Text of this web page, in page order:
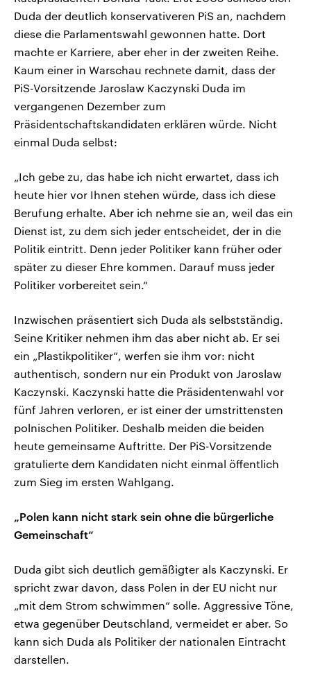
Duda der deutlich konservativeren PiS an, nachdem
diese die Parlamentswahl gewonnen hatte. Dort
machte er Karriere, aber eher in der zweiten Reihe.
Kaum einer in Warschau rechnete damit, dass der
PiS-Vorsitzende Jaroslaw Kaczynski Duda im
vergangenen Dezember zum
Präsidentschaftskandidaten erklären würde. Nicht
einmal Duda selbst:
„Ich gebe zu, das habe ich nicht erwartet, dass ich
heute hier vor Ihnen stehen würde, dass ich diese
Berufung erhalte. Aber ich nehme sie an, weil das ein
Dienst ist, zu dem sich jeder entscheidet, der in die
Politik eintritt. Denn jeder Politiker kann früher oder
später zu dieser Ehre kommen. Darauf muss jeder
Politiker vorbereitet sein.“
Inzwischen präsentiert sich Duda als selbstständig.
Seine Kritiker nehmen ihm das aber nicht ab. Er sei
ein „Plastikpolitiker“, werfen sie ihm vor: nicht
authentisch, sondern nur ein Produkt von Jaroslaw
Kaczynski. Kaczynski hatte die Präsidentenwahl vor
fünf Jahren verloren, er ist einer der umstrittensten
polnischen Politiker. Deshalb meiden die beiden
heute gemeinsame Auftritte. Der PiS-Vorsitzende
gratulierte dem Kandidaten nicht einmal öffentlich
zum Sieg im ersten Wahlgang.
„Polen kann nicht stark sein ohne die bürgerliche
Gemeinschaft“
Duda gibt sich deutlich gemäßigter als Kaczynski. Er
spricht zwar davon, dass Polen in der EU nicht nur
„mit dem Strom schwimmen“ solle. Aggressive Töne,
etwa gegenüber Deutschland, vermeidet er aber. So
kann sich Duda als Politiker der nationalen Eintracht
darstellen.